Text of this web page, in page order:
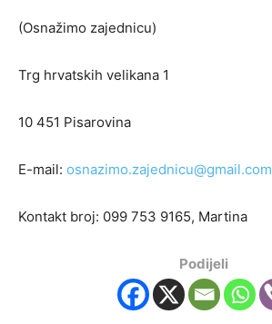
(Osnažimo zajednicu)
Trg hrvatskih velikana 1
10 451 Pisarovina
E-mail: osnazimo.zajednicu@gmail.com
Kontakt broj: 099 753 9165, Martina
Podijeli